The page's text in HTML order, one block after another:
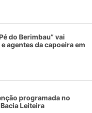
do Berimbau” vai
agentes da capoeira em
programada no
Leiteira